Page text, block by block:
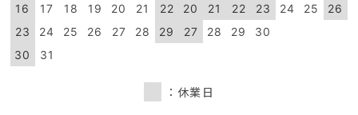
16
17 18 19 20 21
22
23
24 25 26 27 28
29
30
31
20
21 22 23 24 25
26
27
28 29 30
：休業日